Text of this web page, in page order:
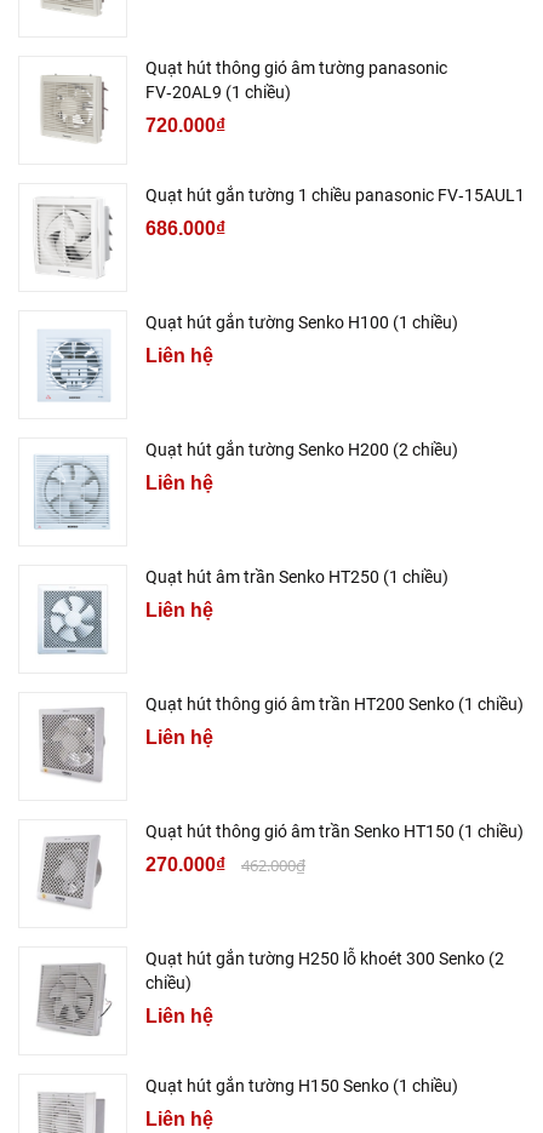
Quạt hút thông gió âm tường panasonic
FV‑20AL9 (1 chiều)
720.000₫
Quạt hút gắn tường 1 chiều panasonic FV‑15AUL1
686.000₫
Quạt hút gắn tường Senko H100 (1 chiều)
Liên hệ
Quạt hút gắn tường Senko H200 (2 chiều)
Liên hệ
Quạt hút âm trần Senko HT250 (1 chiều)
Liên hệ
Quạt hút thông gió âm trần HT200 Senko (1 chiều)
Liên hệ
Quạt hút thông gió âm trần Senko HT150 (1 chiều)
270.000₫ 462.000₫
Quạt hút gắn tường H250 lỗ khoét 300 Senko (2
chiều)
Liên hệ
Quạt hút gắn tường H150 Senko (1 chiều)
Liên hệ